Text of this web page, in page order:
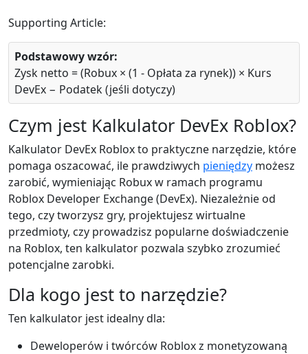
Supporting Article:
Podstawowy wzór:
Zysk netto = (Robux × (1 - Opłata za rynek)) × Kurs
DevEx − Podatek (jeśli dotyczy)
Czym jest Kalkulator DevEx Roblox?
Kalkulator DevEx Roblox to praktyczne narzędzie, które
pomaga oszacować, ile prawdziwych pieniędzy możesz
zarobić, wymieniając Robux w ramach programu
Roblox Developer Exchange (DevEx). Niezależnie od
tego, czy tworzysz gry, projektujesz wirtualne
przedmioty, czy prowadzisz popularne doświadczenie
na Roblox, ten kalkulator pozwala szybko zrozumieć
potencjalne zarobki.
Dla kogo jest to narzędzie?
Ten kalkulator jest idealny dla:
Deweloperów i twórców Roblox z monetyzowaną